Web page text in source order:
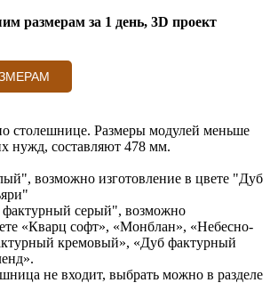
размерам за 1 день, 3D проект
столешнице. Размеры модулей меньше
нужд, составляют 478 мм.
возможно изготовление в цвете "Дуб
серый", возможно
«Кварц софт», «Монблан», «Небесно-
кремовый», «Дуб фактурный
».
не входит, выбрать можно в разделе